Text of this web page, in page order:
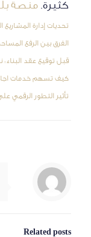
كثيرة. منصة
تحديات إدارة
الفرق بين الرفع
قبل توقيع عقد
كيف تسهم خدمات
تأثير التطور الرقمي
Related posts